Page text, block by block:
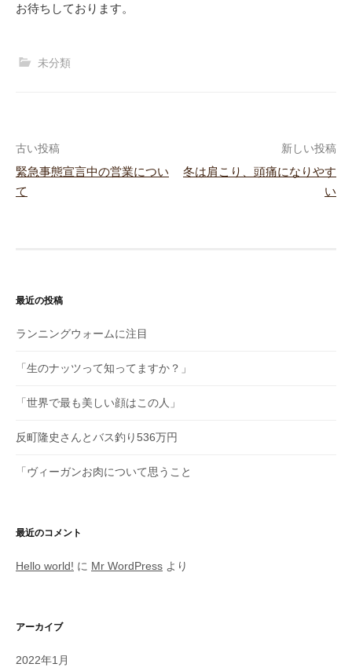
お待ちしております。
未分類
投
ゲ
ー
シ
ョ
古い投稿
緊急事態宣言中の営業につい
て
新しい投稿
冬は肩こり、頭痛になりやす
い
最近の投稿
ランニングウォームに注目
「生のナッツって知ってますか？」
「世界で最も美しい顔はこの人」
反町隆史さんとバス釣り536万円
「ヴィーガンお肉について思うこと
最近のコメント
Hello world! に Mr WordPress より
アーカイブ
2022年1月